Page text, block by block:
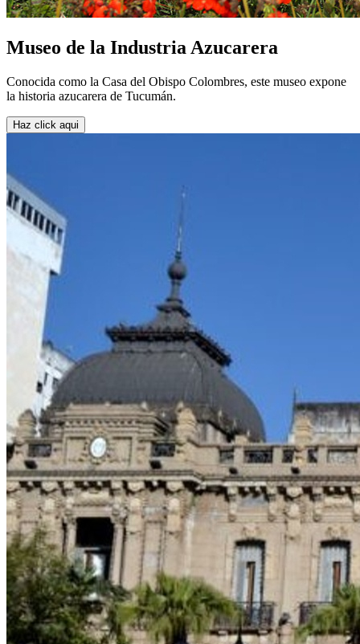
Museo de la Industria Azucarera
Conocida como la Casa del Obispo Colombres, este museo expone
la historia azucarera de Tucumán.
Haz click aqui